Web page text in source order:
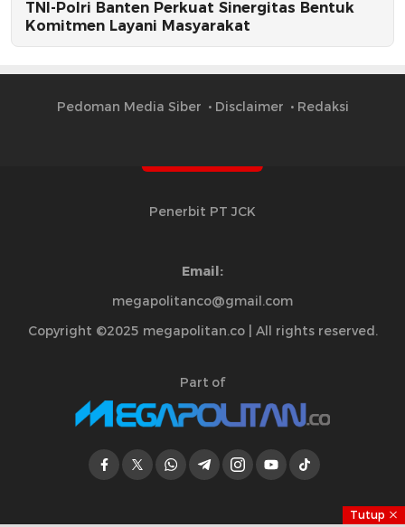
TNI-Polri Banten Perkuat Sinergitas Bentuk
Komitmen Layani Masyarakat
Pedoman Media Siber Disclaimer Redaksi
Penerbit PT JCK
Email:
megapolitanco@gmail.com
Copyright ©2025 megapolitan.co | All rights reserved.
Part of
Tutup